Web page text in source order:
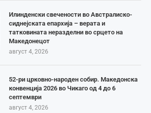
Илинденски свечености во Австралиско-
сиднејската епархија – верата и
татковината неразделни во срцето на
Македонецот
август 4, 2026
52-ри црковно-народен собир. Македонска
конвенција 2026 во Чикаго од 4 до 6
септември
август 4, 2026